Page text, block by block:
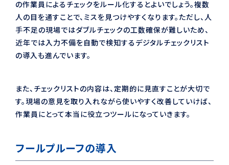
の作業員によるチェックをルール化するとよいでしょう。複数
人の目を通すことで、ミスを見つけやすくなります。ただし、人
手不足の現場ではダブルチェックの工数確保が難しいため、
近年では入力不備を自動で検知するデジタルチェックリスト
の導入も進んでいます。
また、チェックリストの内容は、定期的に見直すことが大切で
す。現場の意見を取り入れながら使いやすく改善していけば、
作業員にとって本当に役立つツールになっていきます。
フールプルーフの導入